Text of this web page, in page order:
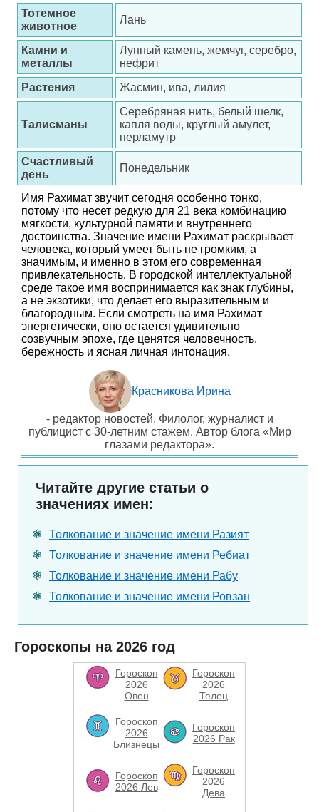
Тотемное
животное
Лань
Камни и
металлы
Лунный камень, жемчуг, серебро,
нефрит
Растения
Жасмин, ива, лилия
Талисманы
Серебряная нить, белый шелк,
капля воды, круглый амулет,
перламутр
Счастливый
день
Понедельник
Имя Рахимат звучит сегодня особенно тонко,
потому что несет редкую для 21 века комбинацию
мягкости, культурной памяти и внутреннего
достоинства. Значение имени Рахимат раскрывает
человека, который умеет быть не громким, а
значимым, и именно в этом его современная
привлекательность. В городской интеллектуальной
среде такое имя воспринимается как знак глубины,
а не экзотики, что делает его выразительным и
благородным. Если смотреть на имя Рахимат
энергетически, оно остается удивительно
созвучным эпохе, где ценятся человечность,
бережность и ясная личная интонация.
Красникова Ирина
- редактор новостей. Филолог, журналист и
публицист с 30-летним стажем. Автор блога «Мир
глазами редактора».
Читайте другие статьи о
значениях имен:
Толкование и значение имени Разият
Толкование и значение имени Ребиат
Толкование и значение имени Рабу
Толкование и значение имени Ровзан
Гороскопы на 2026 год
Гороскоп
2026
Овен
Гороскоп
2026
Телец
Гороскоп
2026
Близнецы
Гороскоп
2026 Рак
Гороскоп
2026 Лев
Гороскоп
2026
Дева